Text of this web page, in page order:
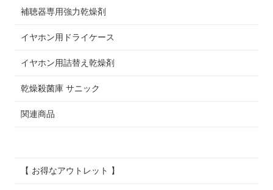
補聴器専用強力乾燥剤
イヤホン用ドライケース
イヤホン用詰替え乾燥剤
乾燥殺菌庫 サニック
関連商品
【 お得なアウトレット 】